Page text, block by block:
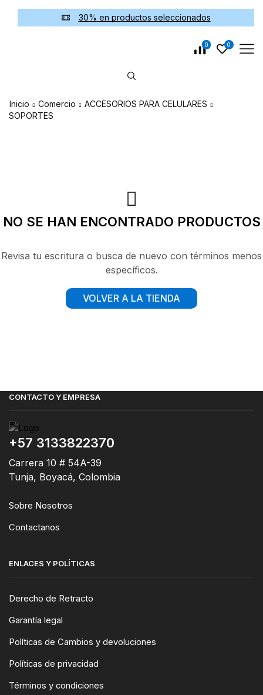
30% en productos seleccionados
0 0
Inicio Comercio
ACCESORIOS PARA CELULARES
SOPORTES
NO SE HAN ENCONTRADO PRODUCTOS
Revisa tu escritura o busca de nuevo con términos menos
específicos.
VOLVER A LA TIENDA
CONTACTO Y EMPRESA
+57 3133822370
Carrera 10 # 54A-39
Tunja, Boyacá, Colombia
Sobre Nosotros
Contactanos
ENLACES Y POLÍTICAS
Derecho de Retracto
Garantía legal
Políticas de Cambios y devoluciones
Políticas de privacidad
Términos y condiciones